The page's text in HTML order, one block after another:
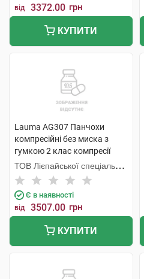
від 3372.00 грн
КУПИТИ
Lauma AG307 Панчохи
компресійні без миска з
гумкою 2 клас компресії
колір натуральний розмір 3D
1 пара
ТОВ Лієпайської спеціальної
економічної зони Лаума
Медікал,
Є в наявності
від 3507.00 грн
КУПИТИ